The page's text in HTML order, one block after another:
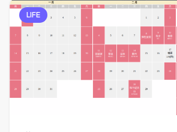
LIFE